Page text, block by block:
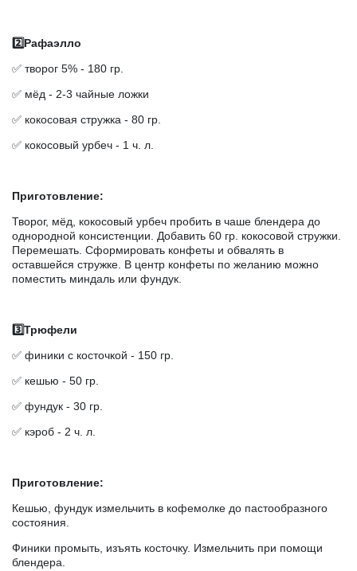
2️⃣Рафаэлло
✅ творог 5% - 180 гр.
✅ мёд - 2-3 чайные ложки
✅ кокосовая стружка - 80 гр.
✅ кокосовый урбеч - 1 ч. л.
Приготовление:
Творог, мёд, кокосовый урбеч пробить в чаше блендера до
однородной консистенции. Добавить 60 гр. кокосовой стружки.
Перемешать. Сформировать конфеты и обвалять в
оставшейся стружке. В центр конфеты по желанию можно
поместить миндаль или фундук.
3️⃣Трюфели
✅ финики с косточкой - 150 гр.
✅ кешью - 50 гр.
✅ фундук - 30 гр.
✅ кэроб - 2 ч. л.
Приготовление:
Кешью, фундук измельчить в кофемолке до пастообразного
состояния.
Финики промыть, изъять косточку. Измельчить при помощи
блендера.